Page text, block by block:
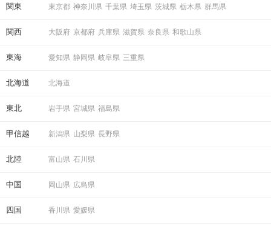
関東 東京都 神奈川県 千葉県 埼玉県 茨城県 栃木県 群馬県
関西 大阪府 京都府 兵庫県 滋賀県 奈良県 和歌山県
東海 愛知県 静岡県 岐阜県 三重県
北海道 北海道
東北 岩手県 宮城県 福島県
甲信越 新潟県 山梨県 長野県
北陸 富山県 石川県
中国 岡山県 広島県
四国 香川県 愛媛県